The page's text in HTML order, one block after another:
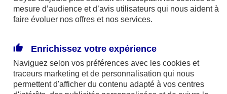
Les médecins de secteur 1 pratiquent des tarifs
Les médecins adhérant à un dispositif de pratique
tarifaire maîtrisée se sont engagés à modérer leurs
dépassements d’honoraires. Vous payez donc en
mesure d’audience et d’avis utilisateurs qui nous aident à
faire évoluer nos offres et nos services.
Enrichissez votre expérience
Naviguez selon vos préférences avec les cookies et
traceurs marketing et de personnalisation qui nous
permettent d'afficher du contenu adapté à vos centres